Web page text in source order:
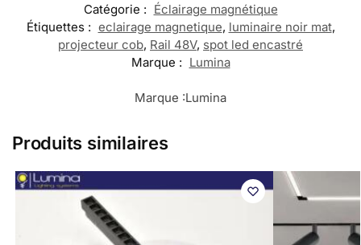
Catégorie : Éclairage magnétique
Étiquettes : eclairage magnetique, luminaire noir mat,
projecteur cob, Rail 48V, spot led encastré
Marque : Lumina
Marque :Lumina
Produits similaires